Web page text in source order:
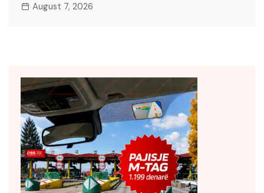
August 7, 2026